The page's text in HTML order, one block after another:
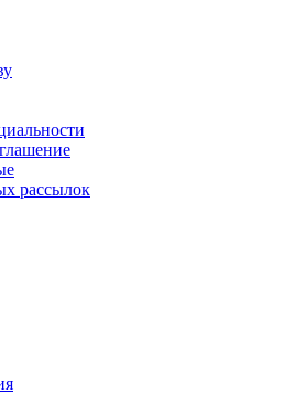
рассылок